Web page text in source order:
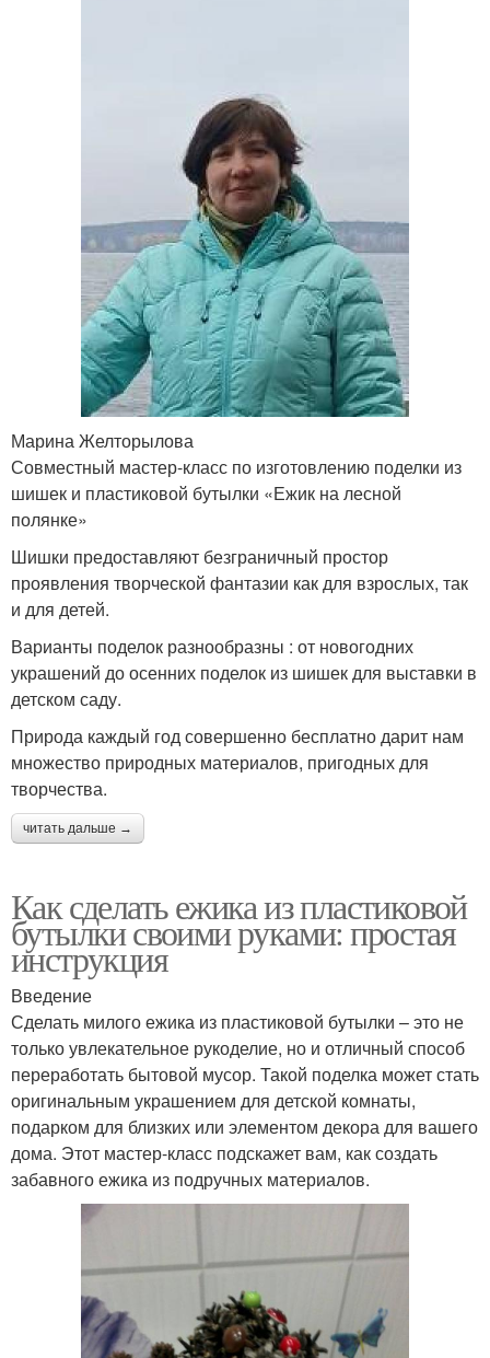
Марина Желторылова
Совместный мастер-класс по изготовлению поделки из
шишек и пластиковой бутылки «Ежик на лесной
полянке»
Шишки предоставляют безграничный простор
проявления творческой фантазии как для взрослых, так
и для детей.
Варианты поделок разнообразны : от новогодних
украшений до осенних поделок из шишек для выставки в
детском саду.
Природа каждый год совершенно бесплатно дарит нам
множество природных материалов, пригодных для
творчества.
читать дальше →
Как сделать ежика из пластиковой
бутылки своими руками: простая
инструкция
Введение
Сделать милого ежика из пластиковой бутылки – это не
только увлекательное рукоделие, но и отличный способ
переработать бытовой мусор. Такой поделка может стать
оригинальным украшением для детской комнаты,
подарком для близких или элементом декора для вашего
дома. Этот мастер-класс подскажет вам, как создать
забавного ежика из подручных материалов.